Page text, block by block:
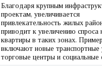
Благодаря крупным
проектам, увеличивается
привлекательность жилых
приводит к увеличению спроса
квартиры в таких зонах.
включают новые транспортные
торговые центры и социальные